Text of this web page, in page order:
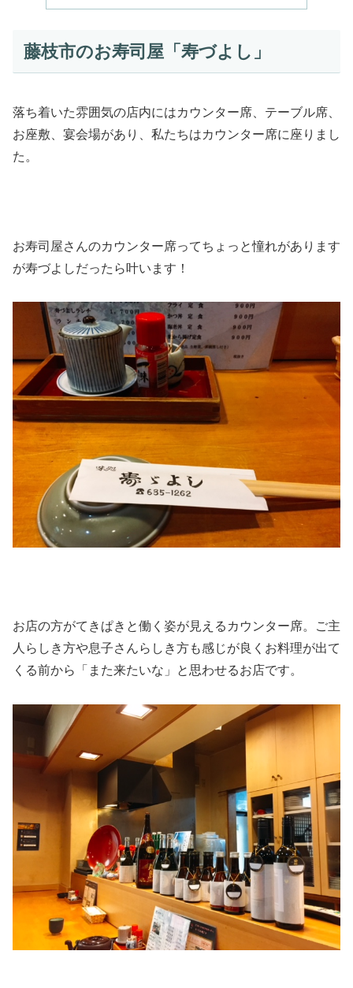
藤枝市のお寿司屋「寿づよし」
落ち着いた雰囲気の店内にはカウンター席、テーブル席、
お座敷、宴会場があり、私たちはカウンター席に座りまし
た。
お寿司屋さんのカウンター席ってちょっと憧れがあります
が寿づよしだったら叶います！
お店の方がてきぱきと働く姿が見えるカウンター席。ご主
人らしき方や息子さんらしき方も感じが良くお料理が出て
くる前から「また来たいな」と思わせるお店です。